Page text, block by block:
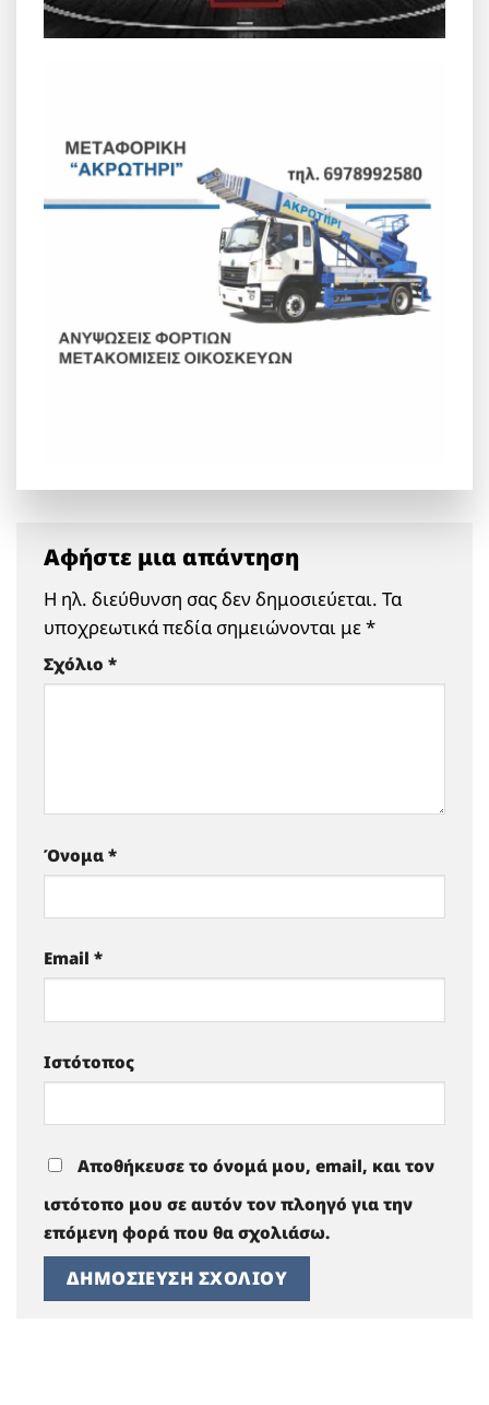
Αφήστε μια απάντηση
Η ηλ. διεύθυνση σας δεν δημοσιεύεται. Τα
υποχρεωτικά πεδία σημειώνονται με*
Σχόλιο *
Όνομα *
Email *
Ιστότοπος
Αποθήκευσε το όνομά μου, email, και τον
ιστότοπο μου σε αυτόν τον πλοηγό για την
επόμενη φορά που θα σχολιάσω.